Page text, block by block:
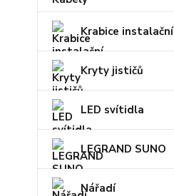
Krabice instalační
Kryty jističů
LED svítidla
LEGRAND SUNO
Nářadí